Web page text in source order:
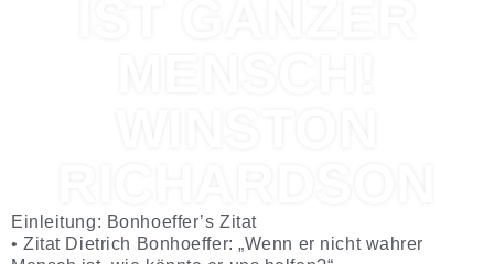
Einleitung: Bonhoeffer’s Zitat
• Zitat Dietrich Bonhoeffer: „Wenn er nicht wahrer